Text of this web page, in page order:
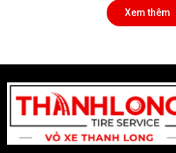
Xem thêm